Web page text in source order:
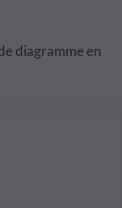
diagramme en